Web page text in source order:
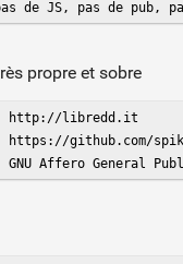
de JS, pas de pub,
propre et sobre
: http://libredd.it
https://github.com/
Affero General